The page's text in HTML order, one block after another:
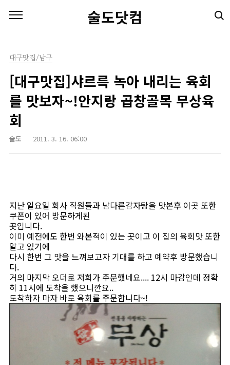
술도닷컴
대구맛집/남구
[대구맛집]샤르륵 녹아 내리는 육회
를 맛보자~!안지랑 곱창골목 무상육
회
술도 2011. 3. 16. 06:00
지난 일요일 회사 직원들과 남다른감자탕을 맛본후 이곳 또한
쿠폰이 있어 방문하게된
곳입니다.
이미 예전에도 한번 와본적이 있는 곳이고 이 집의 육회맛 또한
알고 있기에
다시 한번 그 맛을 느껴보고자 기대를 하고 예약후 방문했습니
다.
거의 마지막 오더로 저희가 주문했네요.... 12시 마감인데 정확
히 11시에 도착을 했으니깐요..
도착하자 마자 바로 육회를 주문합니다~!